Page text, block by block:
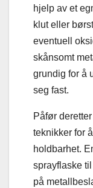
hjelp av et
klut eller
eventuell
skånsomt
grundig for å
seg fast.
Påfør
teknikker for
holdbarhet.
sprayflaske
på